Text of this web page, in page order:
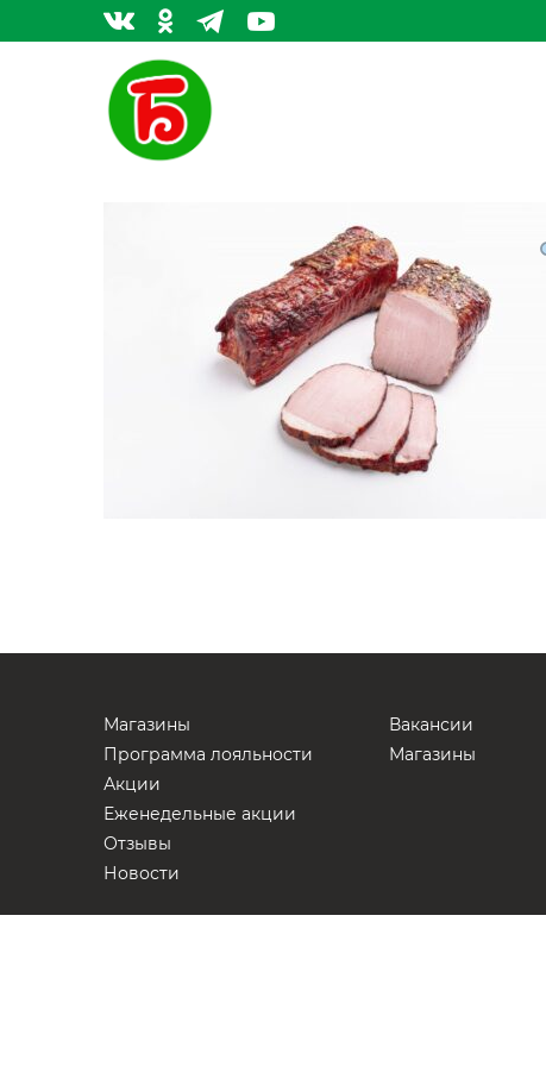
Магазины
Программа лояльности
Акции
Еженедельные акции
Отзывы
Новости
Вакансии
Магазины